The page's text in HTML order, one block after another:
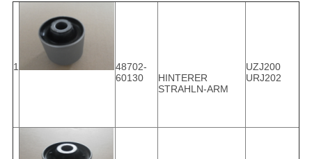
1
48702-
60130
HINTERER
STRAHLN-ARM
UZJ200
URJ202